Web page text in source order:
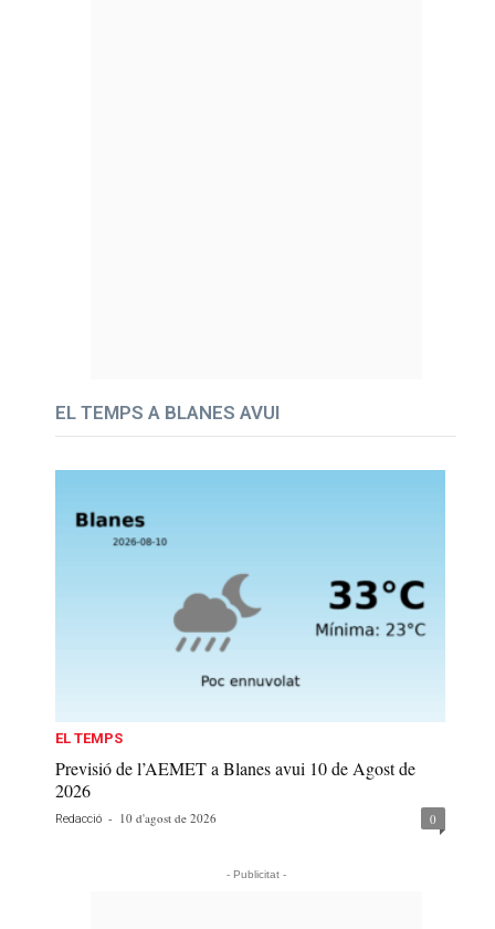
EL TEMPS A BLANES AVUI
EL TEMPS
Previsió de l’AEMET a Blanes avui 10 de Agost de
2026
Redacció - 10 d'agost de 2026 0
- Publicitat -